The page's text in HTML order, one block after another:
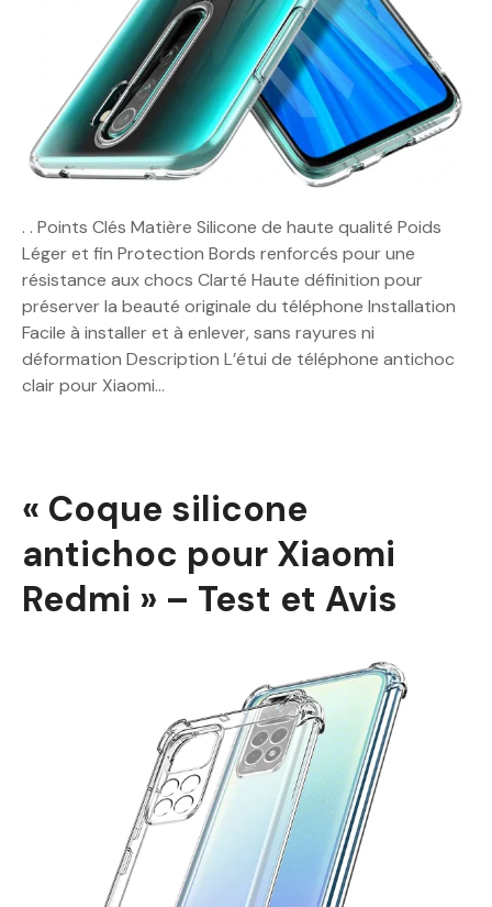
. . Points Clés Matière Silicone de haute qualité Poids
Léger et fin Protection Bords renforcés pour une
résistance aux chocs Clarté Haute définition pour
préserver la beauté originale du téléphone Installation
Facile à installer et à enlever, sans rayures ni
déformation Description L’étui de téléphone antichoc
clair pour Xiaomi…
« Coque silicone
antichoc pour Xiaomi
Redmi » – Test et Avis